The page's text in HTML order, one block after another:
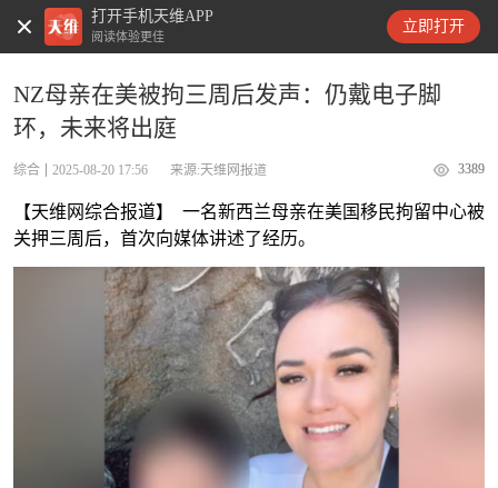
打开手机天维APP
阅读体验更佳
立即打开
天维新闻
NZ母亲在美被拘三周后发声：仍戴电子脚
环，未来将出庭
综合 2025-08-20 17:56 来源:天维网报道 3389
【天维网综合报道】 一名新西兰母亲在美国移民拘留中心被
关押三周后，首次向媒体讲述了经历。